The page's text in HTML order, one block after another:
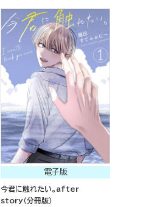
電子版
今君に触れたい。after
story（分冊版）